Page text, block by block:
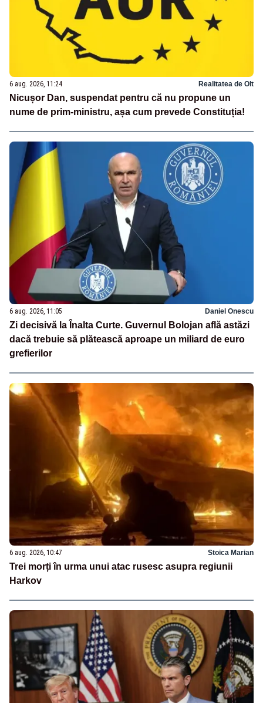
6 aug. 2026, 11:24 Realitatea de Olt
Nicușor Dan, suspendat pentru că nu propune un
nume de prim-ministru, așa cum prevede Constituția!
6 aug. 2026, 11:05 Daniel Onescu
Zi decisivă la Înalta Curte. Guvernul Bolojan află astăzi
dacă trebuie să plătească aproape un miliard de euro
grefierilor
6 aug. 2026, 10:47 Stoica Marian
Trei morți în urma unui atac rusesc asupra regiunii
Harkov